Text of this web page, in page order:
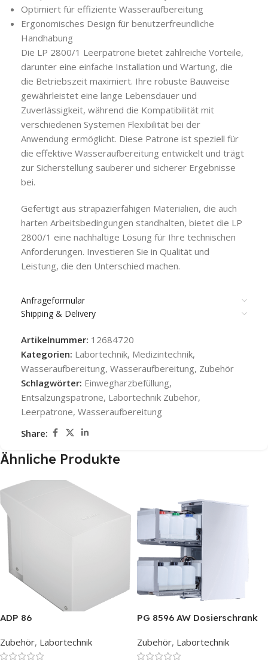
Optimiert für effiziente Wasseraufbereitung
Ergonomisches Design für benutzerfreundliche
Handhabung
Die LP 2800/1 Leerpatrone bietet zahlreiche Vorteile,
darunter eine einfache Installation und Wartung, die
die Betriebszeit maximiert. Ihre robuste Bauweise
gewährleistet eine lange Lebensdauer und
Zuverlässigkeit, während die Kompatibilität mit
verschiedenen Systemen Flexibilität bei der
Anwendung ermöglicht. Diese Patrone ist speziell für
die effektive Wasseraufbereitung entwickelt und trägt
zur Sicherstellung sauberer und sicherer Ergebnisse
bei.
Gefertigt aus strapazierfähigen Materialien, die auch
harten Arbeitsbedingungen standhalten, bietet die LP
2800/1 eine nachhaltige Lösung für Ihre technischen
Anforderungen. Investieren Sie in Qualität und
Leistung, die den Unterschied machen.
Anfrageformular
Shipping & Delivery
Artikelnummer: 12684720
Kategorien: Labortechnik, Medizintechnik,
Wasseraufbereitung, Wasseraufbereitung, Zubehör
Schlagwörter: Einwegharzbefüllung,
Entsalzungspatrone, Labortechnik Zubehör,
Leerpatrone, Wasseraufbereitung
Share:
Ähnliche Produkte
ADP 86
Zubehör, Labortechnik
PG 8596 AW Dosierschrank
Zubehör, Labortechnik